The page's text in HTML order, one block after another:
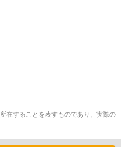
在することを表すものであり、実際の